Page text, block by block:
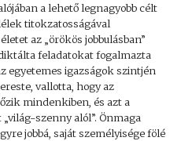
a lehető legnagyobb célt
titokzatosságával
az „örökös jobbulásban”
feladatokat fogalmazta
egyetemes igazságok szintjén
vallotta, hogy az
mindenkiben, és azt a
szenny alól”. Önmaga
jobbá, saját személyisége fölé